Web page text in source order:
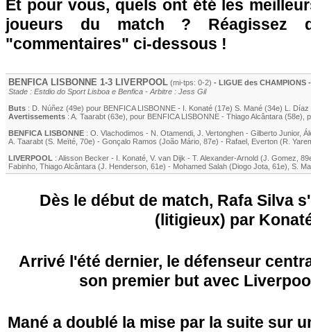
Et pour vous, quels ont été les
joueurs du match ? Réagissez
"commentaires" ci-dessous !
BENFICA LISBONNE 1-3 LIVERPOOL (mi-tps: 0-2) - LIGUE des CHAMPIONS
Stade : Estdio do Sport Lisboa e Benfica - Arbitre : Jess Gil
Buts : D. Núñez (49e) pour BENFICA LISBONNE - I. Konaté (17e) S. Mané (34e) L. Díaz
Avertissements : A. Taarabt (63e) , pour BENFICA LISBONNE - Thiago Alcântara (58e) ,
BENFICA LISBONNE : O. Vlachodimos - N. Otamendi J. Vertonghen - Gilberto Junior,
A. Taarabt (S. Meïté , 70e) - Gonçalo Ramos (João Mário , 87e) - Rafael Everton (R.
LIVERPOOL : Alisson Becker - I. Konaté V. van Dijk - T. Alexander-Arnold (J. Gomez ,
Fabinho Thiago Alcântara (J. Henderson , 61e) - Mohamed Salah (Diogo Jota , 61e) S.
Dès le début de match, Rafa Silva
(litigieux) par
Arrivé l'été dernier, le défenseur
son premier but avec
Mané a doublé la mise par la suite sur